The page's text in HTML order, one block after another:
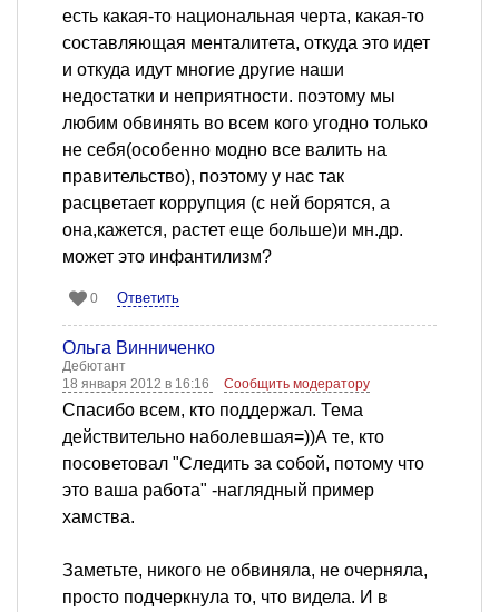
есть какая-то национальная черта, какая-то
составляющая менталитета, откуда это идет
и откуда идут многие другие наши
недостатки и неприятности. поэтому мы
любим обвинять во всем кого угодно только
не себя(особенно модно все валить на
правительство), поэтому у нас так
расцветает коррупция (с ней борятся, а
она,кажется, растет еще больше)и мн.др.
может это инфантилизм?
0 Ответить
Ольга Винниченко
Дебютант
18 января 2012 в 16:16
Сообщить модератору
Спасибо всем, кто поддержал. Тема
действительно наболевшая=))А те, кто
посоветовал "Следить за собой, потому что
это ваша работа" -наглядный пример
хамства.
Заметьте, никого не обвиняла, не очерняла,
просто подчеркнула то, что видела. И в